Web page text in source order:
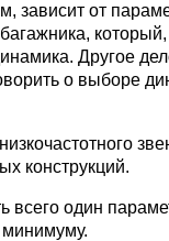
зависит от
Другое
о выборе
конструкций.
всего один